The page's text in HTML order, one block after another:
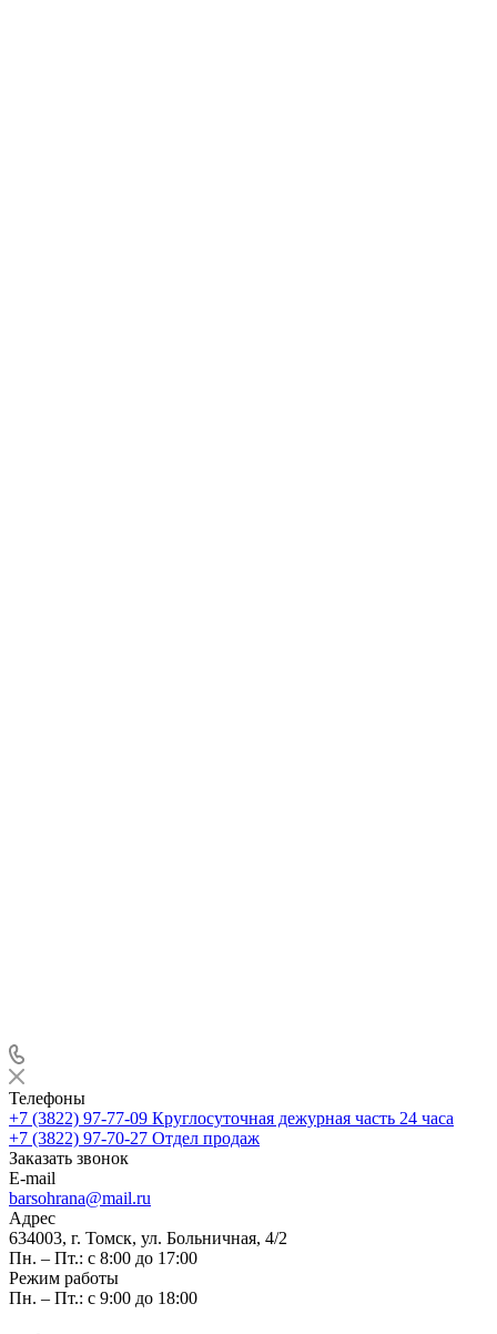
Телефоны
+7 (3822) 97-77-09 Круглосуточная дежурная часть 24 часа
+7 (3822) 97-70-27 Отдел продаж
Заказать звонок
E-mail
barsohrana@mail.ru
Адрес
634003, г. Томск, ул. Больничная, 4/2
Пн. – Пт.: с 8:00 до 17:00
Режим работы
Пн. – Пт.: с 9:00 до 18:00